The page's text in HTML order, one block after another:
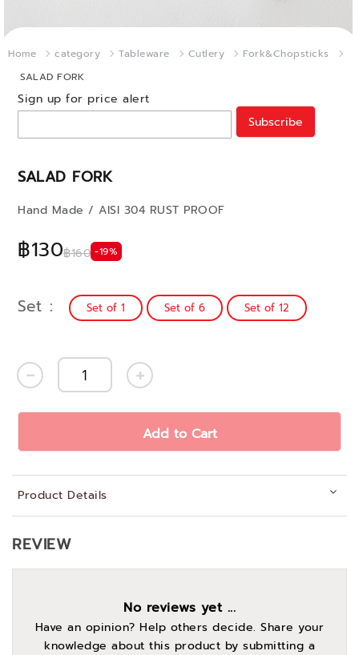
Home category Tableware Cutlery
Fork&Chopsticks
SALAD FORK
SALAD FORK
฿130฿160 -19%
Hand Made / AISI 304 RUST PROOF
Sign up for price alert
Subscribe
Set Set of 1 Set of 6 Set of 12
Add to Cart
Product Details
REVIEW
No reviews yet ...
Have an opinion? Help others decide. Share your
knowledge about this product by submitting a